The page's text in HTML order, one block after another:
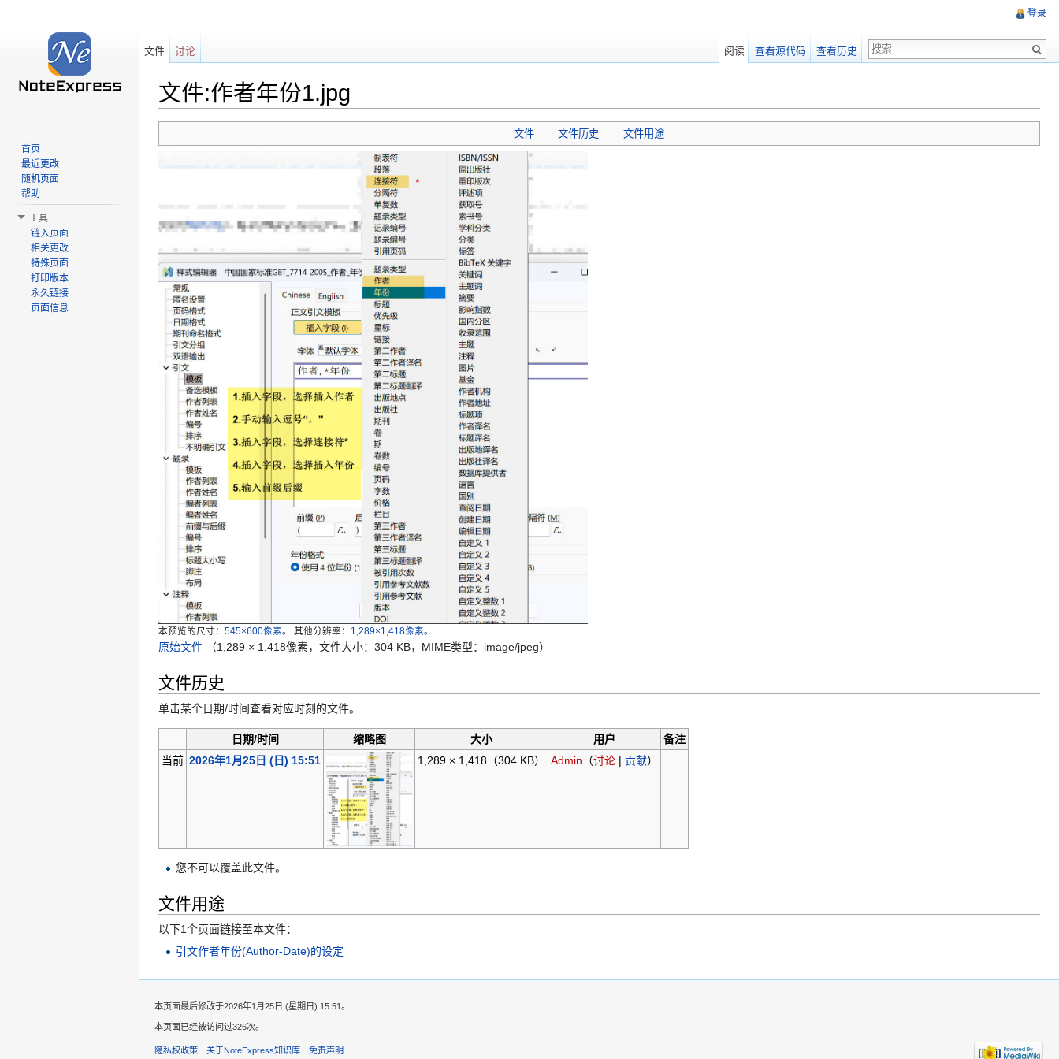
文件:作者年份1.jpg
文件 文件历史 文件用途
本预览的尺寸： 545×600像素。 其他分辨率： 1,289×1,418像素。
原始文件 （1,289 × 1,418像素，文件大小：304 KB，MIME类型：image/jpeg）
文件历史
单击某个日期/时间查看对应时刻的文件。
日期/时间 缩略图 大小 用户
备注
当前 2026年1月25日 (日) 15:51 1,289 × 1,418（304 KB） Admin （讨论| 贡献）
您不可以覆盖此文件。
文件用途
以下1个页面链接至本文件：
引文作者年份(Author-Date)的设定
登录
文件 讨论 阅读 查看源代码 查看历史
首页
最近更改
随机页面
帮助
工具
链入页面
相关更改
特殊页面
打印版本
永久链接
页面信息
本页面最后修改于2026年1月25日 (星期日) 15:51。
本页面已经被访问过326次。
隐私权政策 关于NoteExpress知识库 免责声明